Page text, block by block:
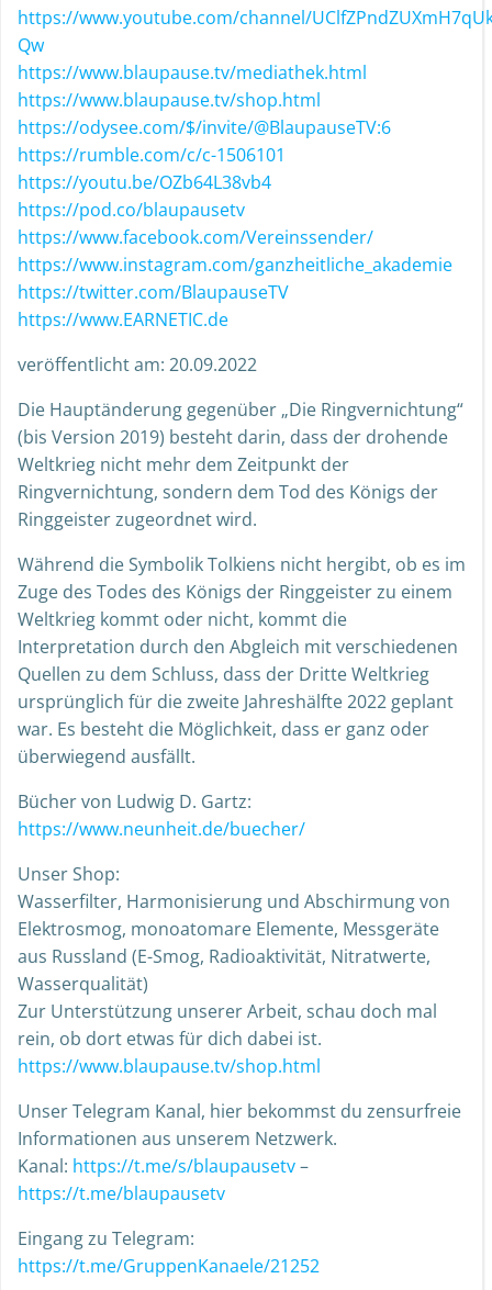
https://www.youtube.com/channel/
Qw
https://www.blaupause.tv/mediathek.html
https://www.blaupause.tv/shop.html
https://odysee.com/$/invite/@BlaupauseTV:6
https://rumble.com/c/c-1506101
https://youtu.be/OZb64L38vb4
https://pod.co/blaupausetv
https://www.facebook.com/Vereinssender/
https://www.instagram.com/ganzheitliche_akademie
https://twitter.com/BlaupauseTV
https://www.EARNETIC.de
veröffentlicht am: 20.09.2022
Die Hauptänderung gegenüber „Die Ringvernichtung“
(bis Version 2019) besteht darin, dass der drohende
Weltkrieg nicht mehr dem Zeitpunkt der
Ringvernichtung, sondern dem Tod des Königs der
Ringgeister zugeordnet wird.
Während die Symbolik Tolkiens nicht hergibt, ob es im
Zuge des Todes des Königs der Ringgeister zu einem
Weltkrieg kommt oder nicht, kommt die
Interpretation durch den Abgleich mit verschiedenen
Quellen zu dem Schluss, dass der Dritte Weltkrieg
ursprünglich für die zweite Jahreshälfte 2022 geplant
war. Es besteht die Möglichkeit, dass er ganz oder
überwiegend ausfällt.
Bücher von Ludwig D. Gartz:
https://www.neunheit.de/buecher/
Unser Shop:
Wasserfilter, Harmonisierung und Abschirmung von
Elektrosmog, monoatomare Elemente, Messgeräte
aus Russland (E-Smog, Radioaktivität, Nitratwerte,
Wasserqualität)
Zur Unterstützung unserer Arbeit, schau doch mal
rein, ob dort etwas für dich dabei ist.
https://www.blaupause.tv/shop.html
Unser Telegram Kanal, hier bekommst du zensurfreie
Informationen aus unserem Netzwerk.
Kanal: https://t.me/s/blaupausetv–
https://t.me/blaupausetv
Eingang zu Telegram:
https://t.me/GruppenKanaele/21252